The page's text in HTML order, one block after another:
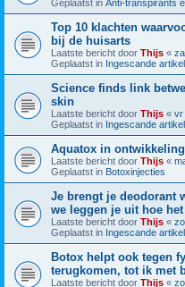
Geplaatst in Anti-transpirants
Top 10 klachten
bij de huisarts
Laatste bericht door Thijs «
Geplaatst in Ingescande
Science finds link
skin
Laatste bericht door Thijs « vr
Geplaatst in Ingescande
Aquatox in
Laatste bericht door Thijs «
Geplaatst in Botoxinjecties
Je brengt je deodorant
we leggen je uit hoe
Laatste bericht door Thijs «
Geplaatst in Ingescande
Botox helpt ook tegen
terugkomen, tot ik met
Laatste bericht door Thijs «